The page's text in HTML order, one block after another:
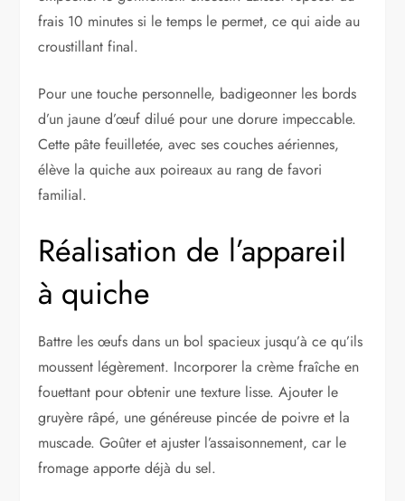
frais 10 minutes si le temps le permet, ce qui aide au
croustillant final.
Pour une touche personnelle, badigeonner les bords
d’un jaune d’œuf dilué pour une dorure impeccable.
Cette pâte feuilletée, avec ses couches aériennes,
élève la quiche aux poireaux au rang de favori
familial.
Réalisation de l’appareil
à quiche
Battre les œufs dans un bol spacieux jusqu’à ce qu’ils
moussent légèrement. Incorporer la crème fraîche en
fouettant pour obtenir une texture lisse. Ajouter le
gruyère râpé, une généreuse pincée de poivre et la
muscade. Goûter et ajuster l’assaisonnement, car le
fromage apporte déjà du sel.